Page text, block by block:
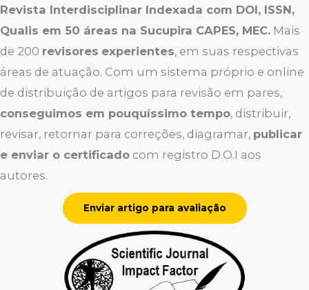
Revista Interdisciplinar Indexada com DOI, ISSN,
Qualis em 50 áreas na Sucupira CAPES, MEC. Mais
de 200 revisores experientes, em suas respectivas
áreas de atuação. Com um sistema próprio e online
de distribuição de artigos para revisão em pares,
conseguimos em pouquíssimo tempo, distribuir,
revisar, retornar para correções, diagramar, publicar
e enviar o certificado com registro D.O.I aos
autores.
Enviar artigo para avaliação